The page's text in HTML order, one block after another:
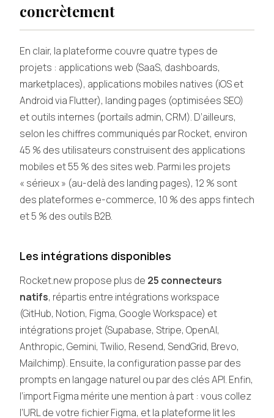
concrètement
En clair, la plateforme couvre quatre types de
projets : applications web (SaaS, dashboards,
marketplaces), applications mobiles natives (iOS et
Android via Flutter), landing pages (optimisées SEO)
et outils internes (portails admin, CRM). D’ailleurs,
selon les chiffres communiqués par Rocket, environ
45 % des utilisateurs construisent des applications
mobiles et 55 % des sites web. Parmi les projets
« sérieux » (au-delà des landing pages), 12 % sont
des plateformes e-commerce, 10 % des apps fintech
et 5 % des outils B2B.
Les intégrations disponibles
Rocket.new propose plus de 25 connecteurs
natifs, répartis entre intégrations workspace
(GitHub, Notion, Figma, Google Workspace) et
intégrations projet (Supabase, Stripe, OpenAI,
Anthropic, Gemini, Twilio, Resend, SendGrid, Brevo,
Mailchimp). Ensuite, la configuration passe par des
prompts en langage naturel ou par des clés API. Enfin,
l’import Figma mérite une mention à part : vous collez
l’URL de votre fichier Figma, et la plateforme lit les